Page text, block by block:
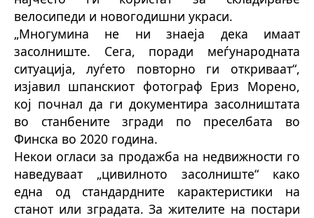
велосипеди и новогодишни украси.
„Многумина не ни знаеја дека имаат
засолниште. Сега, поради меѓународната
ситуација, луѓето повторно ги откриваат“,
изјавил шпанскиот фотограф Ериз Морено,
кој почнал да ги документира засолништата
во станбените згради по преселбата во
Финска во 2020 година.
Некои огласи за продажба на недвижности го
наведуваат „цивилното засолниште“ како
една од стандардните карактеристики на
станот или зградата. За жителите на постари